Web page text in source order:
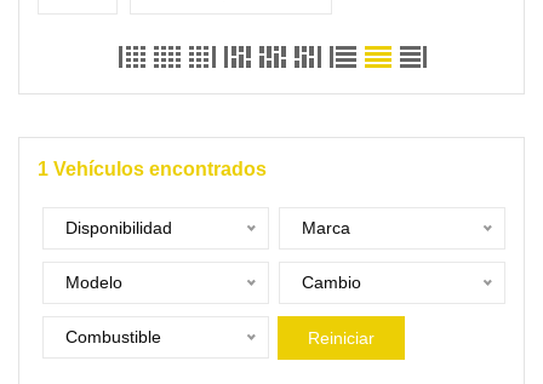
1 Vehículos encontrados
Disponibilidad Marca
Modelo Cambio
Combustible Reiniciar